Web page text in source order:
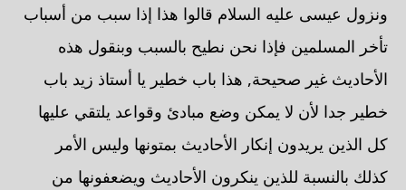
ونزول عيسى عليه السلام قالوا هذا إذا سبب من أسباب
تأخر المسلمين فإذا نحن نطيح بالسبب وبنقول هذه
الأحاديث غير صحيحة, هذا باب خطير يا أستاذ زيد باب
خطير جدا لأن لا يمكن وضع مبادئ وقواعد يلتقي عليها
كل الذين يريدون إنكار الأحاديث بمتونها وليس الأمر
كذلك بالنسبة للذين ينكرون الأحاديث ويضعفونها من